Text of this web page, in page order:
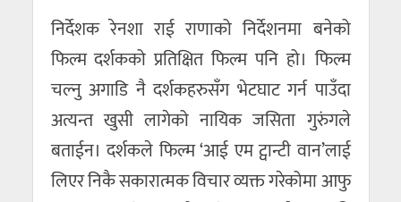
निर्देशक रेनशा राई राणाको निर्देशनमा बनेको
फिल्म दर्शकको प्रतिक्षित फिल्म पनि हो। फिल्म
चल्नु अगाडि नै दर्शकहरुसँग भेटघाट गर्न पाउँदा
अत्यन्त खुसी लागेको नायिक जसिता गुरुंगले
बताईन। दर्शकले फिल्म ‘आई एम ट्वान्टी वान’लाई
लिएर निकै सकारात्मक विचार व्यक्त गरेकोमा आफु